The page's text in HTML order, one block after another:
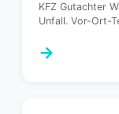
KFZ Gutachter
Unfall. Vor-Ort-
→